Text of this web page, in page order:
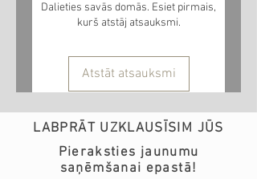
Dalieties savās domās. Esiet pirmais,
kurš atstāj atsauksmi.
Atstāt atsauksmi
LABPRĀT UZKLAUSĪSIM JŪS
Pieraksties jaunumu
saņēmšanai epastā!